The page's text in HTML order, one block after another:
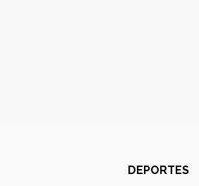
DEPORTES